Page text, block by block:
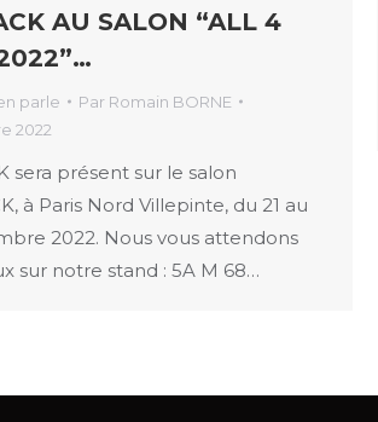
AU SALON “ALL 4
parle Par Romain BORNE
2022
sera présent sur le salon
à Paris Nord Villepinte, du 21 au
2022. Nous vous attendons
sur notre stand : 5A M 68…